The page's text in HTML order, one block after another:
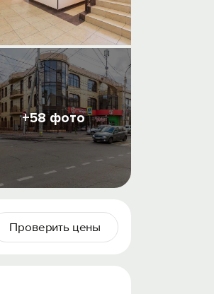
+58 фото
Проверить цены